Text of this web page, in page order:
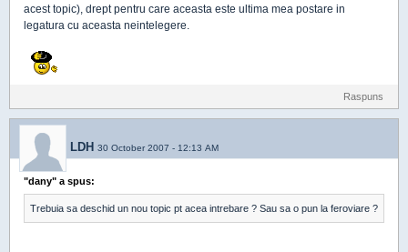
acest topic), drept pentru care aceasta este ultima mea postare in
legatura cu aceasta neintelegere.
Raspuns
LDH 30 October 2007 - 12:13 AM
"dany" a spus:
Trebuia sa deschid un nou topic pt acea intrebare ? Sau sa o pun la feroviare ?